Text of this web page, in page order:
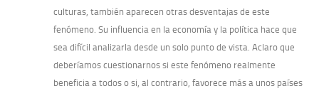
culturas, también aparecen otras desventajas de este
fenómeno. Su influencia en la economía y la política hace que
sea difícil analizarla desde un solo punto de vista. Aclaro que
deberíamos cuestionarnos si este fenómeno realmente
beneficia a todos o si, al contrario, favorece más a unos países